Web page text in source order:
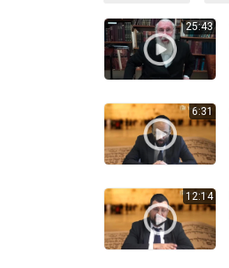
25:43
6:31
12:14